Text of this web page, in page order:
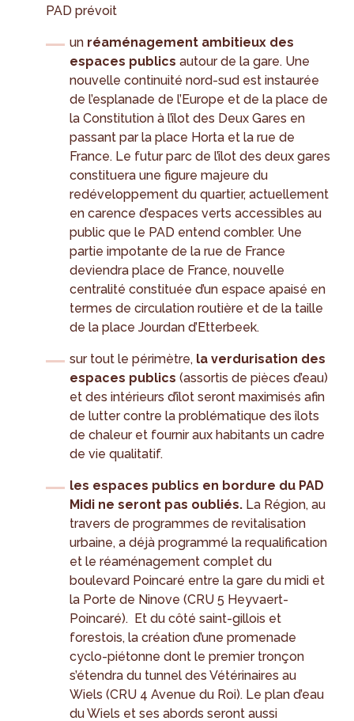
PAD prévoit
un réaménagement ambitieux des
espaces publics autour de la gare. Une
nouvelle continuité nord-sud est instaurée
de l’esplanade de l’Europe et de la place de
la Constitution à l’îlot des Deux Gares en
passant par la place Horta et la rue de
France. Le futur parc de l’îlot des deux gares
constituera une figure majeure du
redéveloppement du quartier, actuellement
en carence d’espaces verts accessibles au
public que le PAD entend combler. Une
partie impotante de la rue de France
deviendra place de France, nouvelle
centralité constituée d’un espace apaisé en
termes de circulation routière et de la taille
de la place Jourdan d’Etterbeek.
sur tout le périmètre, la verdurisation des
espaces publics (assortis de pièces d’eau)
et des intérieurs d’îlot seront maximisés afin
de lutter contre la problématique des îlots
de chaleur et fournir aux habitants un cadre
de vie qualitatif.
les espaces publics en bordure du PAD
Midi ne seront pas oubliés. La Région, au
travers de programmes de revitalisation
urbaine, a déjà programmé la requalification
et le réaménagement complet du
boulevard Poincaré entre la gare du midi et
la Porte de Ninove (CRU 5 Heyvaert-
Poincaré). Et du côté saint-gillois et
forestois, la création d’une promenade
cyclo-piétonne dont le premier tronçon
s’étendra du tunnel des Vétérinaires au
Wiels (CRU 4 Avenue du Roi). Le plan d’eau
du Wiels et ses abords seront aussi